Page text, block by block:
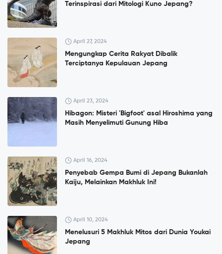
Terinspirasi dari Mitologi Kuno Jepang?
April 27, 2024
Mengungkap Cerita Rakyat Dibalik
Terciptanya Kepulauan Jepang
April 23, 2024
Hibagon: Misteri 'Bigfoot' asal Hiroshima yang
Masih Menyelimuti Gunung Hiba
April 16, 2024
Penyebab Gempa Bumi di Jepang Bukanlah
Kaiju, Melainkan Makhluk Ini!
April 10, 2024
Menelusuri 5 Makhluk Mitos dari Dunia Youkai
Jepang